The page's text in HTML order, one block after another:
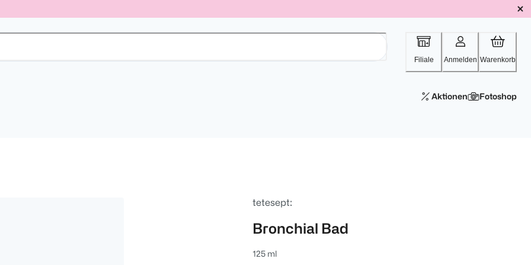
Filiale Anmelden Warenkorb
Aktionen Fotoshop
tetesept:
Bronchial Bad
125 ml